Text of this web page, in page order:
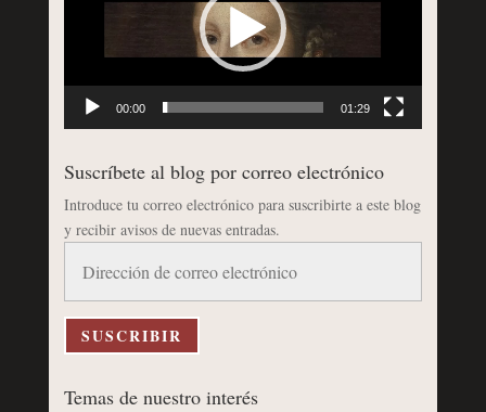
00:00 01:29
Suscríbete al blog por correo electrónico
Introduce tu correo electrónico para suscribirte a este blog
y recibir avisos de nuevas entradas.
correo
electrónico
SUSCRIBIR
Temas de nuestro interés